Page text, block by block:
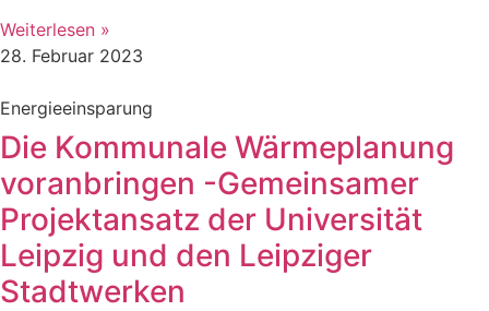
Weiterlesen »
28. Februar 2023
Energieeinsparung
Die Kommunale Wärmeplanung
voranbringen -Gemeinsamer
Projektansatz der Universität
Leipzig und den Leipziger
Stadtwerken